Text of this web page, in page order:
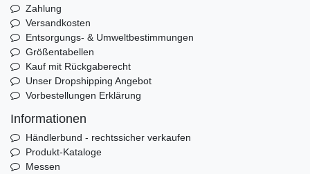
Zahlung
Versandkosten
Entsorgungs- & Umweltbestimmungen
Größentabellen
Kauf mit Rückgaberecht
Unser Dropshipping Angebot
Vorbestellungen Erklärung
Informationen
Händlerbund - rechtssicher verkaufen
Produkt-Kataloge
Messen